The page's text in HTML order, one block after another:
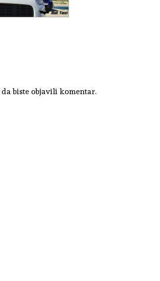
da biste objavili komentar.